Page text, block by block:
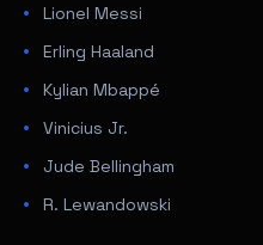
Lionel Messi
Erling Haaland
Kylian Mbappé
Vinicius Jr.
Jude Bellingham
R. Lewandowski